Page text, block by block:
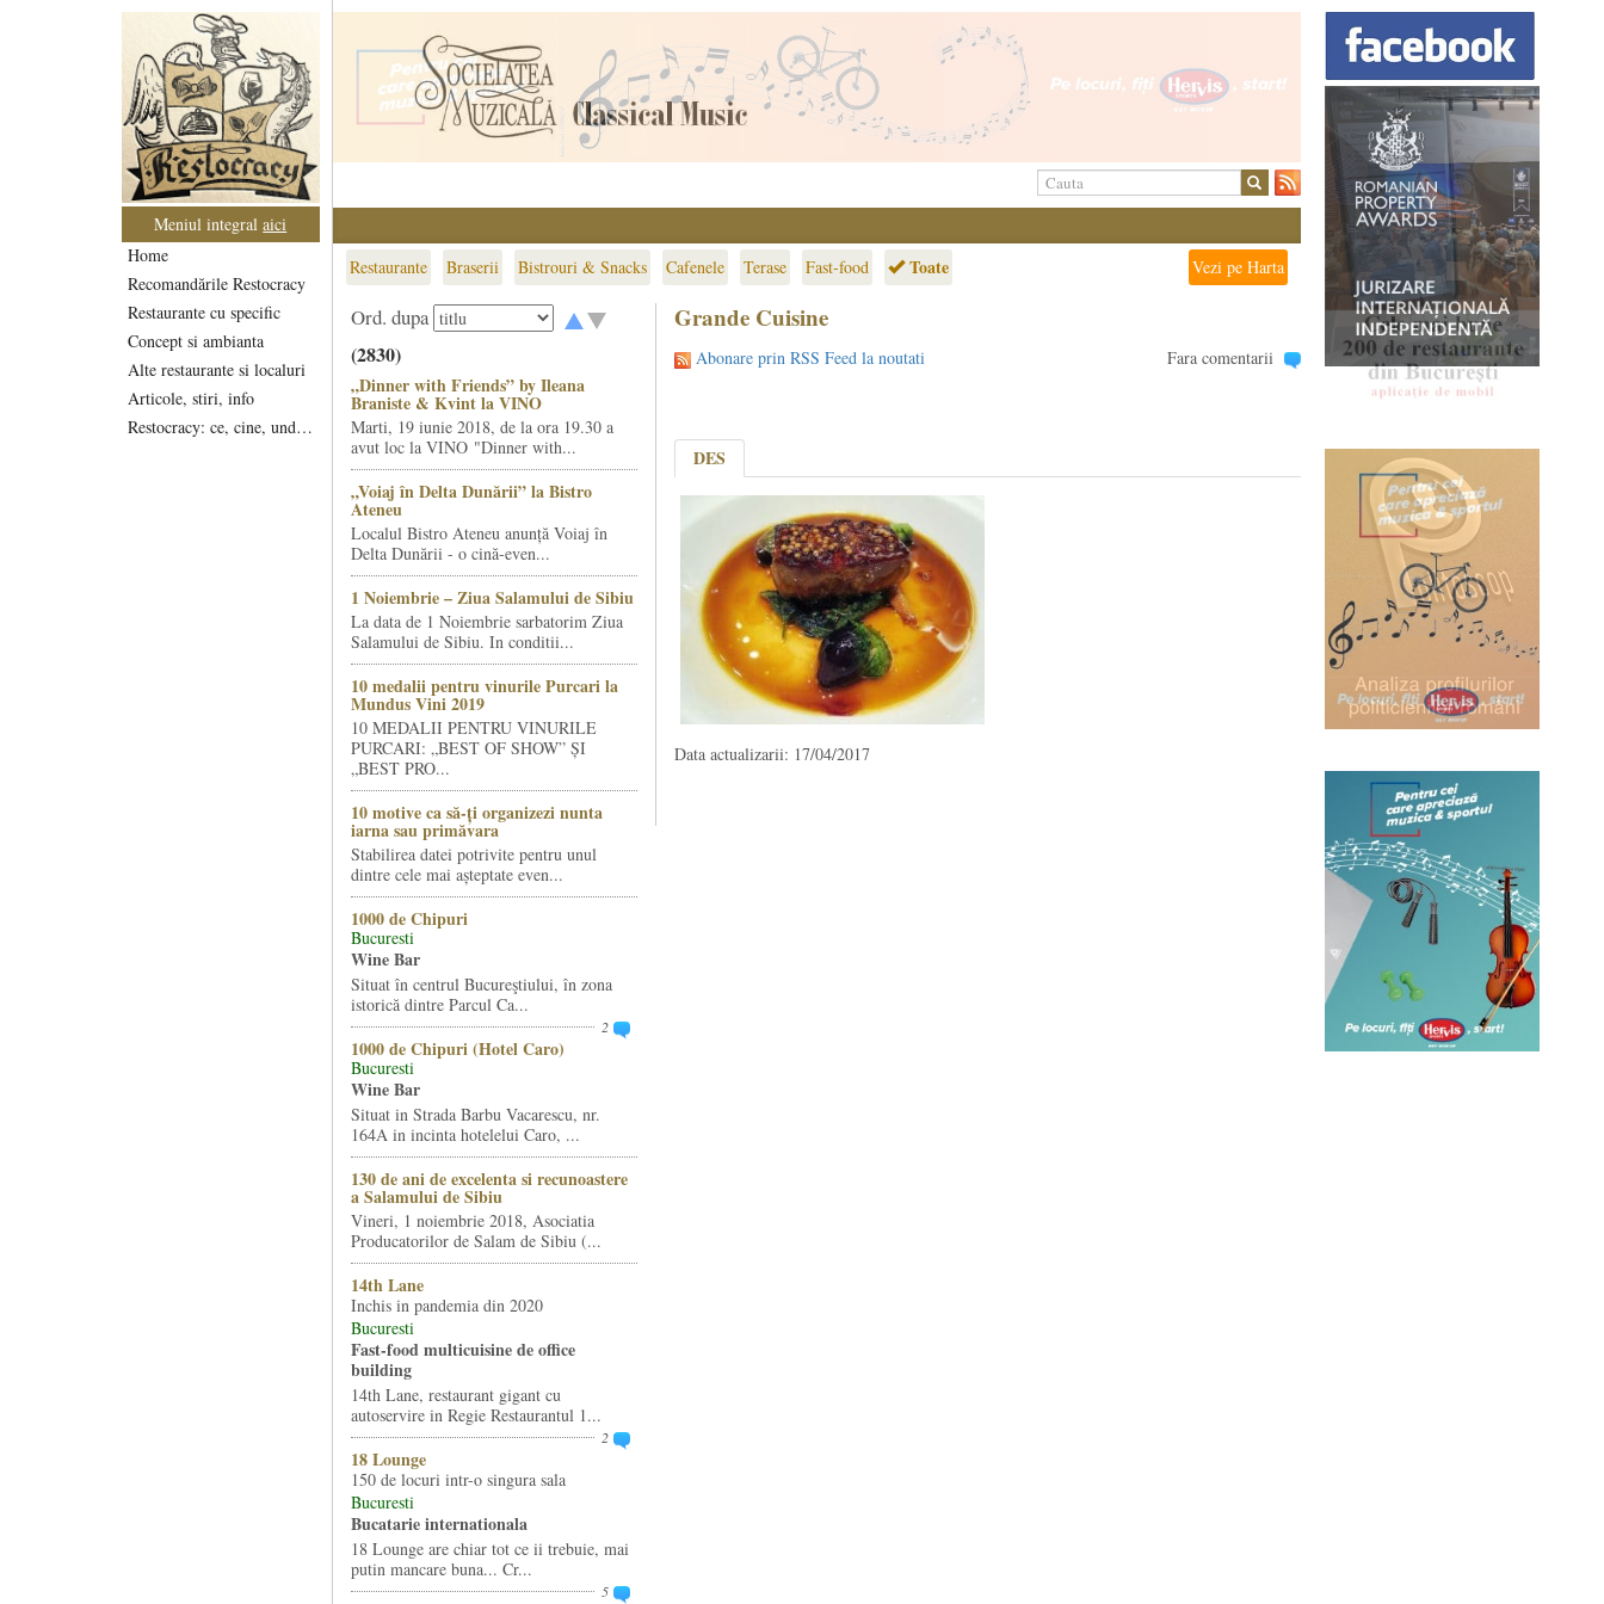
Meniul integralaici
Home
Recomandările Restocracy
Restaurante cu specific
Concept si ambianta
Alte restaurante si localuri
Articole, stiri, info
Restocracy: ce, cine, unde...
Restaurante Braserii Bistrouri & Snacks Cafenele Terase Fast-food Toate Vezi pe Harta
Ord. dupa
(2830)
„Dinner with Friends” by Ileana
Braniste & Kvint la VINO
Marti, 19 iunie 2018, de la ora 19.30 a
avut loc la VINO "Dinner with...
„Voiaj în Delta Dunării” la Bistro
Ateneu
Localul Bistro Ateneu anunță Voiaj în
Delta Dunării - o cină-even...
1 Noiembrie – Ziua Salamului de Sibiu
La data de 1 Noiembrie sarbatorim Ziua
Salamului de Sibiu. In conditii...
10 medalii pentru vinurile Purcari la
Mundus Vini 2019
10 MEDALII PENTRU VINURILE
PURCARI: „BEST OF SHOW” ȘI
„BEST PRO...
10 motive ca să-ți organizezi nunta
iarna sau primăvara
Stabilirea datei potrivite pentru unul
dintre cele mai așteptate even...
1000 de Chipuri
Bucuresti
Wine Bar
Situat în centrul Bucureştiului, în zona
istorică dintre Parcul Ca...
2
1000 de Chipuri (Hotel Caro)
Bucuresti
Wine Bar
Situat in Strada Barbu Vacarescu, nr.
164A in incinta hotelelui Caro, ...
130 de ani de excelenta si recunoastere
a Salamului de Sibiu
Vineri, 1 noiembrie 2018, Asociatia
Producatorilor de Salam de Sibiu (...
14th Lane
Inchis in pandemia din 2020
Bucuresti
Fast-food multicuisine de office
building
14th Lane, restaurant gigant cu
autoservire in Regie Restaurantul 1...
2
18 Lounge
150 de locuri intr-o singura sala
Bucuresti
Bucatarie internationala
18 Lounge are chiar tot ce ii trebuie, mai
putin mancare buna... Cr...
5
Grande Cuisine
Abonare prin RSS Feed la noutati Fara comentarii
DES
Data actualizarii: 17/04/2017